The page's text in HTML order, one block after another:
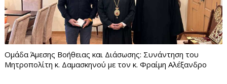
Ομάδα Άμεσης Βοήθειας και Διάσωσης: Συνάντηση του
Μητροπολίτη κ. Δαμασκηνού με τον κ. Φραίμη Αλέξανδρο